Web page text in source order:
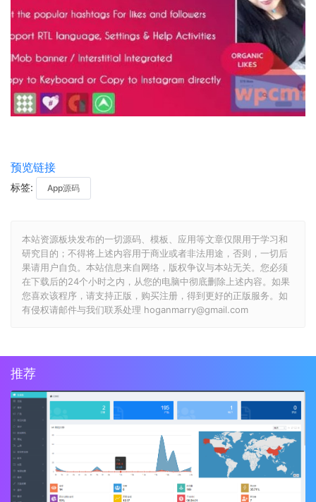
预览链接
标签: App源码
本站资源板块发布的一切源码、模板、应用等文章仅限用于学习和
研究目的；不得将上述内容用于商业或者非法用途，否则，一切后
果请用户自负。本站信息来自网络，版权争议与本站无关。您必须
在下载后的24个小时之内，从您的电脑中彻底删除上述内容。如果
您喜欢该程序，请支持正版，购买注册，得到更好的正版服务。如
有侵权请邮件与我们联系处理 hoganmarry@gmail.com
推荐